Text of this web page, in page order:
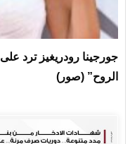
جورجينا رودريغيز ترد
الروح” (صور)